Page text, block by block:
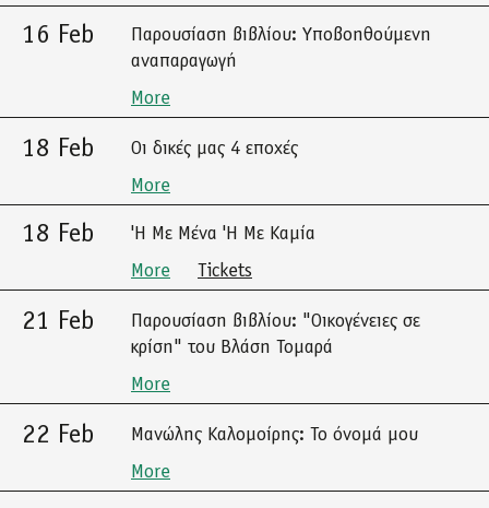
16 Feb
Παρουσίαση βιβλίου: Υποβοηθούμενη
αναπαραγωγή
More
18 Feb
Οι δικές μας 4 εποχές
More
18 Feb
'Η Με Μένα 'Η Με Καμία
More
Tickets
21 Feb
Παρουσίαση βιβλίου: "Οικογένειες σε
κρίση" του Βλάση Τομαρά
More
22 Feb
Μανώλης Καλομοίρης: Το όνομά μου
More